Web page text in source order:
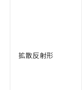
拡散反射形